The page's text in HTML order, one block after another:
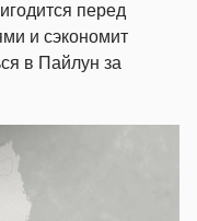
перед
и сэкономит
в Пайлун за